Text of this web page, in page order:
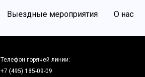
Выездные мероприятия О нас
Телефон горячей линии:
+7 (495) 185-09-09